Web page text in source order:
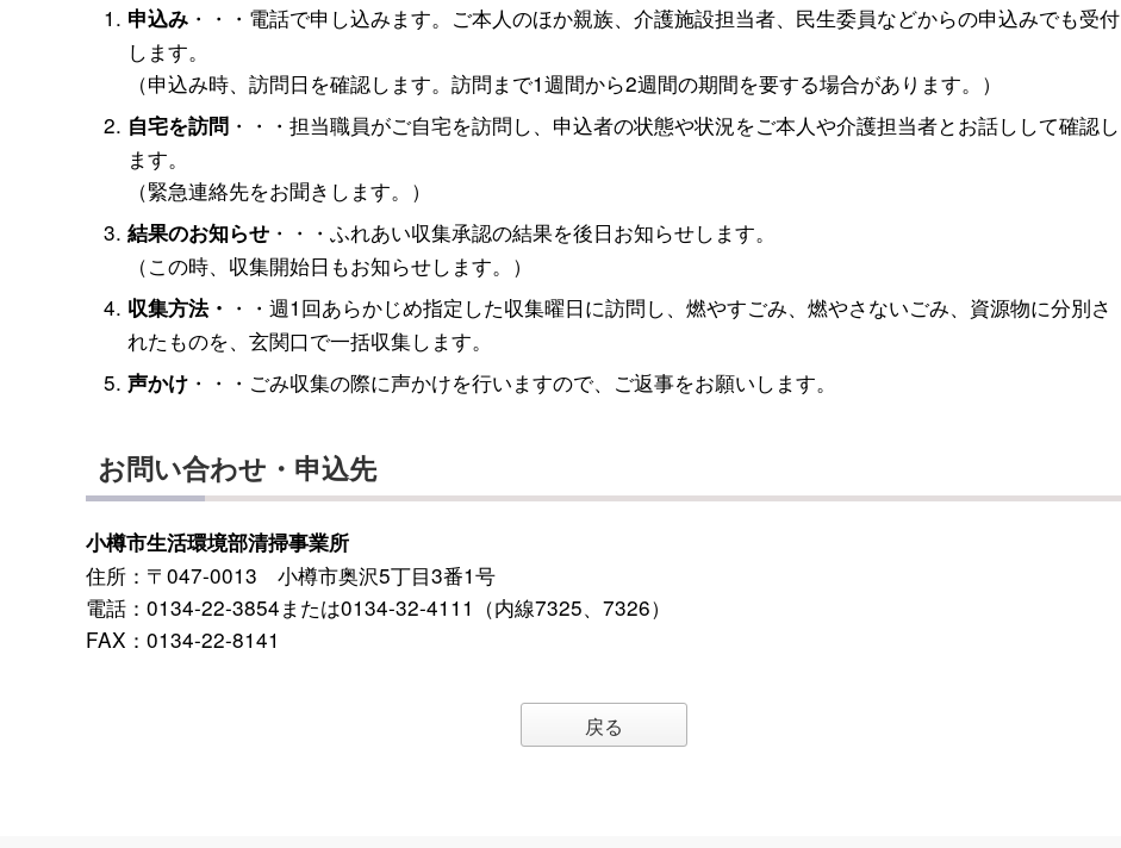
申込み・・・電話で申し込みます。ご本人のほか親族、介護施設担当者、民生委員などからの申込みでも受付
します。
（申込み時、訪問日を確認します。訪問まで1週間から2週間の期間を要する場合があります。）
自宅を訪問・・・担当職員がご自宅を訪問し、申込者の状態や状況をご本人や介護担当者とお話しして確認し
ます。
（緊急連絡先をお聞きします。）
結果のお知らせ・・・ふれあい収集承認の結果を後日お知らせします。
（この時、収集開始日もお知らせします。）
収集方法・ ・・週1回あらかじめ指定した収集曜日に訪問し、燃やすごみ、燃やさないごみ、資源物に分別さ
れたものを、玄関口で一括収集します。
声かけ・・・ごみ収集の際に声かけを行いますので、ご返事をお願いします。
お問い合わせ・申込先
小樽市生活環境部清掃事業所
住所：〒047-0013 小樽市奥沢5丁目3番1号
電話：0134-22-3854または0134-32-4111（内線7325、7326）
FAX：0134-22-8141
戻る